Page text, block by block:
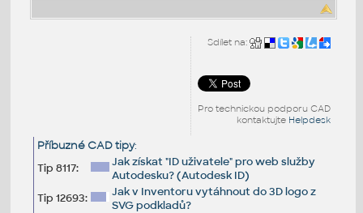
Sdílet na:
Pro technickou podporu CAD
kontaktujte Helpdesk
Příbuzné CAD tipy:
Tip 8117:
Jak získat "ID uživatele" pro web služby
Autodesku? (Autodesk ID)
Tip 12693:
Jak v Inventoru vytáhnout do 3D logo z
SVG podkladů?